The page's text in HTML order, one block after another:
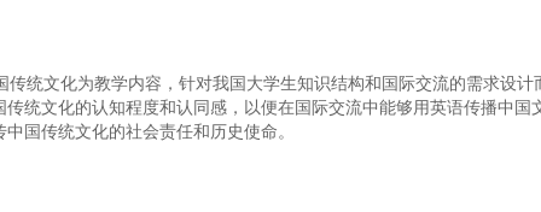
统文化为教学内容，针对我国大学生知识结构和国际交流的需求设计
统文化的认知程度和认同感，以便在国际交流中能够用英语传播中国
国传统文化的社会责任和历史使命。